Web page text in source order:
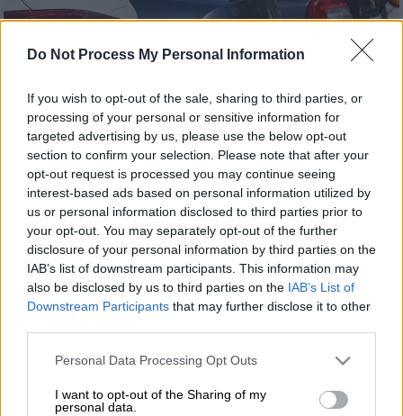
Do Not Process My Personal Information
If you wish to opt-out of the sale, sharing to third parties, or
processing of your personal or sensitive information for
targeted advertising by us, please use the below opt-out
section to confirm your selection. Please note that after your
opt-out request is processed you may continue seeing
interest-based ads based on personal information utilized by
us or personal information disclosed to third parties prior to
your opt-out. You may separately opt-out of the further
disclosure of your personal information by third parties on the
IAB’s list of downstream participants. This information may
also be disclosed by us to third parties on the IAB’s List of
Downstream Participants that may further disclose it to other
Please note that this website/app uses one or more Google
not limited to your visit or usage behaviour. You may click to
grant or deny consent to Google and its third-party tags to
Personal Data Processing Opt Outs
I want to opt-out of the Sharing of my
personal data.
Προσθέστε το ΕΘΝΟΣ στη Google
Μείωση4,9%σημείωσαν οι πωλήσεις
αυτοκινήτωνστηνΕλλάδατον Δεκέμβριο,
καθώς, σύμφωνα με τηνΕΛΣΤΑΤ, τον
συγκεκριμένο μήνα κυκλοφόρησαν για πρώτη
14.815 αυτοκίνητα (καινούργια ή
μεταχειρισμένα εξωτερικού) έναντι
15.581